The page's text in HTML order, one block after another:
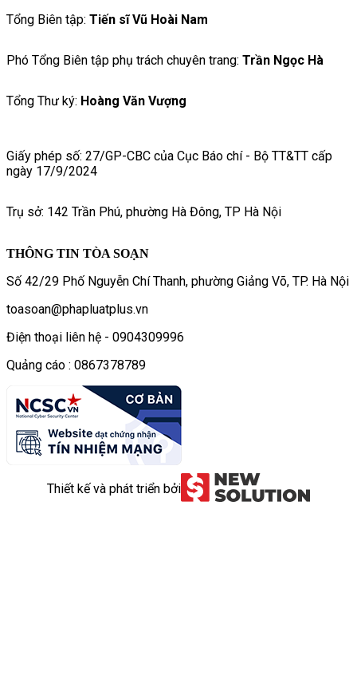
Tổng Biên tập: Tiến sĩ Vũ Hoài Nam
Phó Tổng Biên tập phụ trách chuyên trang: Trần Ngọc Hà
Tổng Thư ký: Hoàng Văn Vượng
Giấy phép số: 27/GP-CBC của Cục Báo chí - Bộ TT&TT cấp
ngày 17/9/2024
Trụ sở: 142 Trần Phú, phường Hà Đông, TP Hà Nội
THÔNG TIN TÒA SOẠN
Số 42/29 Phố Nguyễn Chí Thanh, phường Giảng Võ, TP. Hà Nội
toasoan@phapluatplus.vn
Điện thoại liên hệ - 0904309996
Quảng cáo : 0867378789
Thiết kế và phát triển bởi